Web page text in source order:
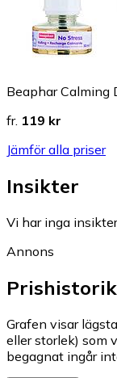
Beaphar Calming
fr. 119 kr
Jämför alla priser
Insikter
Vi har inga
Annons
Prishistorik
Grafen visar
eller storlek) som
begagnat ingår